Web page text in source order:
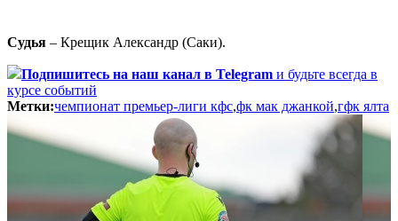
Судья – Крещик Александр (Саки).
Подпишитесь на наш канал в Telegram и будьте всегда в
курсе событий
Метки:чемпионат премьер-лиги кфс,фк мак джанкой,гфк ялта